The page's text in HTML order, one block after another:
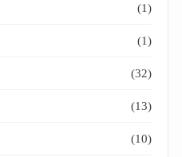
(1)
(1)
(32)
(13)
(10)